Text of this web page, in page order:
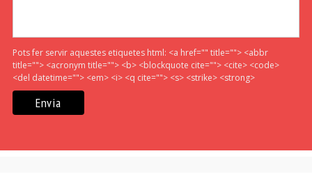
Pots fer servir aquestes etiquetes html: <a href="" title=""> <abbr
title=""> <acronym title=""> <b> <blockquote cite=""> <cite> <code>
<del datetime=""> <em> <i> <q cite=""> <s> <strike> <strong>